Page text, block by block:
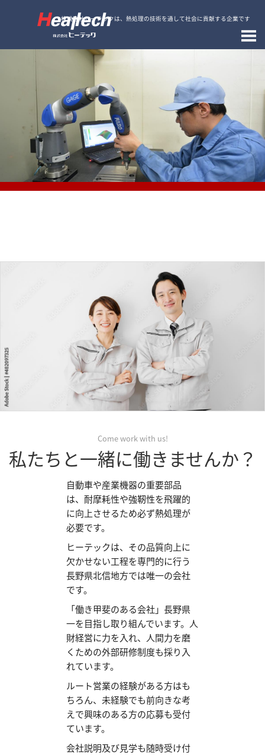
株式会社ヒーテックは、熱処理の技術を通して社会に貢献する企業です
Come work with us!
私たちと一緒に働きませんか？
自動車や産業機器の重要部品
は、耐摩耗性や強靭性を飛躍的
に向上させるため必ず熱処理が
必要です。
ヒーテックは、その品質向上に
欠かせない工程を専門的に行う
長野県北信地方では唯一の会社
です。
「働き甲斐のある会社」長野県
一を目指し取り組んでいます。人
財経営に力を入れ、人間力を磨
くための外部研修制度も採り入
れています。
ルート営業の経験がある方はも
ちろん、未経験でも前向きな考
えで興味のある方の応募も受付
ています。
会社説明及び見学も随時受け付